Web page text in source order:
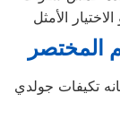
المختصر
تكيفات جولدي